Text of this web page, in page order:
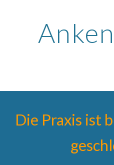
Die Praxis ist